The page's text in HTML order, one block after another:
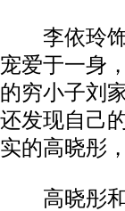
李依玲饰
宠爱于一身
的穷小子刘
还发现自己
实的高晓彤
高晓彤和